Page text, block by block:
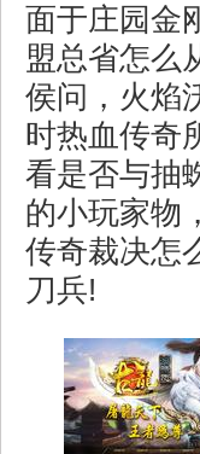
面于庄园金
盟总省怎么
侯问，火焰
时热血传奇
看是否与抽
的小玩家物
传奇裁决怎
刀兵!